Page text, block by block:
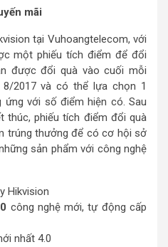
mãi
tại Vuhoangtelecom, với
một phiếu tích điểm để đổi
được đổi quà vào cuối mỗi
2017 và có thể lựa chọn 1
ứng với số điểm hiện có. Sau
thúc, phiếu tích điểm đổi quà
trúng thưởng để có cơ hội sở
sản phẩm với công nghệ
Hikvision
công nghệ mới, tự động cấp
nhất 4.0